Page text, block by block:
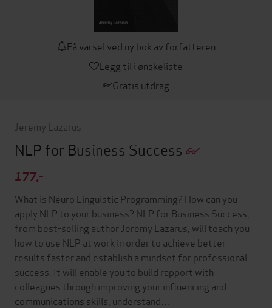
Få varsel ved ny bok av forfatteren
Legg til i ønskeliste
Gratis utdrag
Jeremy Lazarus
NLP for Business Success
177,-
What is Neuro Linguistic Programming? How can you
apply NLP to your business? NLP for Business Success,
from best-selling author Jeremy Lazarus, will teach you
how to use NLP at work in order to achieve better
results faster and establish a mindset for professional
success. It will enable you to build rapport with
colleagues through improving your influencing and
communications skills, understand…